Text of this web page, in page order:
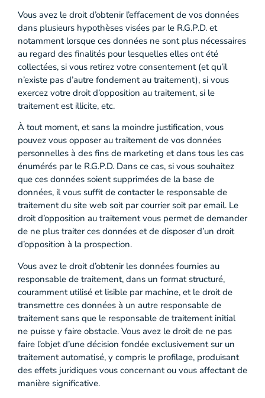
Vous avez le droit d’obtenir l’effacement de vos données
dans plusieurs hypothèses visées par le R.G.P.D. et
notamment lorsque ces données ne sont plus nécessaires
au regard des finalités pour lesquelles elles ont été
collectées, si vous retirez votre consentement (et qu’il
n’existe pas d’autre fondement au traitement), si vous
exercez votre droit d’opposition au traitement, si le
traitement est illicite, etc.
À tout moment, et sans la moindre justification, vous
pouvez vous opposer au traitement de vos données
personnelles à des fins de marketing et dans tous les cas
énumérés par le R.G.P.D. Dans ce cas, si vous souhaitez
que ces données soient supprimées de la base de
données, il vous suffit de contacter le responsable de
traitement du site web soit par courrier soit par email. Le
droit d’opposition au traitement vous permet de demander
de ne plus traiter ces données et de disposer d’un droit
d’opposition à la prospection.
Vous avez le droit d’obtenir les données fournies au
responsable de traitement, dans un format structuré,
couramment utilisé et lisible par machine, et le droit de
transmettre ces données à un autre responsable de
traitement sans que le responsable de traitement initial
ne puisse y faire obstacle. Vous avez le droit de ne pas
faire l’objet d’une décision fondée exclusivement sur un
traitement automatisé, y compris le profilage, produisant
des effets juridiques vous concernant ou vous affectant de
manière significative.